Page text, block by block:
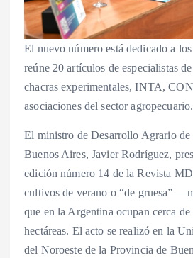
El nuevo número está dedicado a
reúne 20 artículos de especialistas
chacras experimentales, INTA,
asociaciones del sector agropecuario.
El ministro de Desarrollo Agrario
Buenos Aires, Javier Rodríguez,
edición número 14 de la Revista
cultivos de verano o “de gruesa”
que en la Argentina ocupan cerca
hectáreas. El acto se realizó en la
del Noroeste de la Provincia de